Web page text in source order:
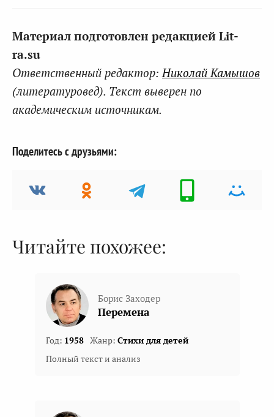
Материал подготовлен редакцией Lit-
ra.su
Ответственный редактор: Николай Камышов
(литературовед). Текст выверен по
академическим источникам.
Поделитесь с друзьями:
Читайте похожее:
Борис Заходер
Перемена
Год: 1958 Жанр: Стихи для детей
Полный текст и анализ